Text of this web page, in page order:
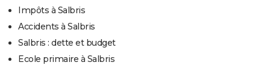
Impôts à Salbris
Accidents à Salbris
Salbris : dette et budget
Ecole primaire à Salbris